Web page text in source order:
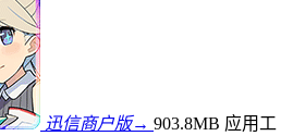
迅信商户版→ 903.8MB 应用工